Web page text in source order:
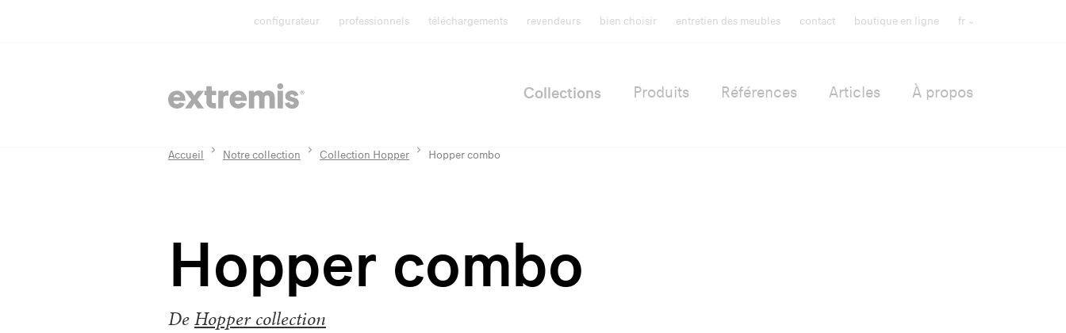
configurateur professionnels téléchargements revendeurs bien choisir entretien des meubles contact boutique en ligne fr
Collections Produits Références Articles À propos
Accueil Notre collection Collection Hopper Hopper combo
Hopper combo
DeHopper collection